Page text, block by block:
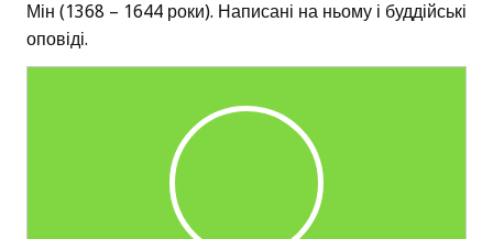
Мін (1368 – 1644 роки). Написані на ньому і буддійські
оповіді.